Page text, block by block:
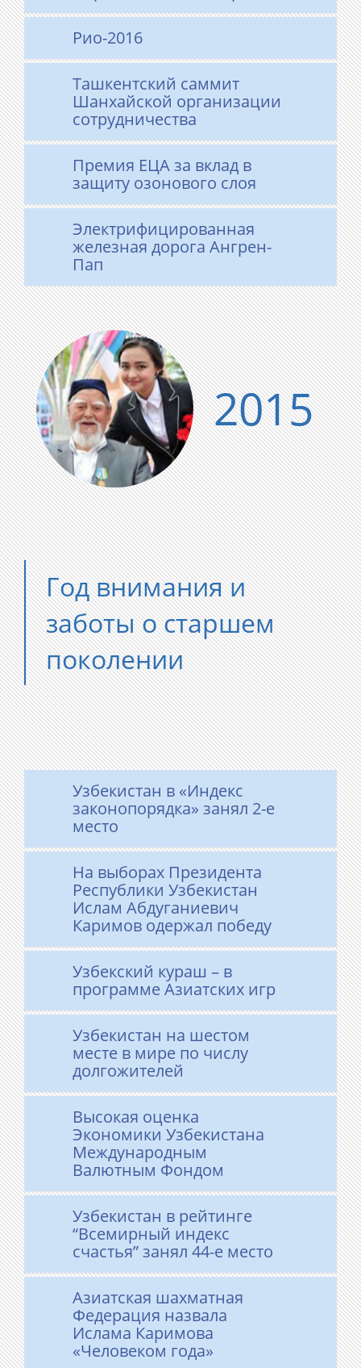
Рио-2016
Ташкентский саммит
Шанхайской организации
сотрудничества
Премия ЕЦА за вклад в
защиту озонового слоя
Электрифицированная
железная дорога Ангрен-
Пап
2015
Год внимания и
заботы о старшем
поколении
Узбекистан в «Индекс
законопорядка» занял 2-е
место
На выборах Президента
Республики Узбекистан
Ислам Абдуганиевич
Каримов одержал победу
Узбекский кураш – в
программе Азиатских игр
Узбекистан на шестом
месте в мире по числу
долгожителей
Высокая оценка
Экономики Узбекистана
Международным
Валютным Фондом
Узбекистан в рейтинге
“Всемирный индекс
счастья” занял 44-е место
Азиатская шахматная
Федерация назвала
Ислама Каримова
«Человеком года»